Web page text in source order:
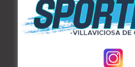
Participamos en la XV
Pincho
Este noviembre, Villaviciosa de